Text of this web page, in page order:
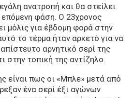
ανατροπή και θα στείλει
φάση. Ο 23χρονος
μόλις για έβδομη φορά στην
το τέρμα ήταν αρκετό για να
αρνητικό σερί της
στην τοπική της αντίζηλο.
είναι πως οι «Μπλε» μετά από
ένα σερί έξι αγώνων